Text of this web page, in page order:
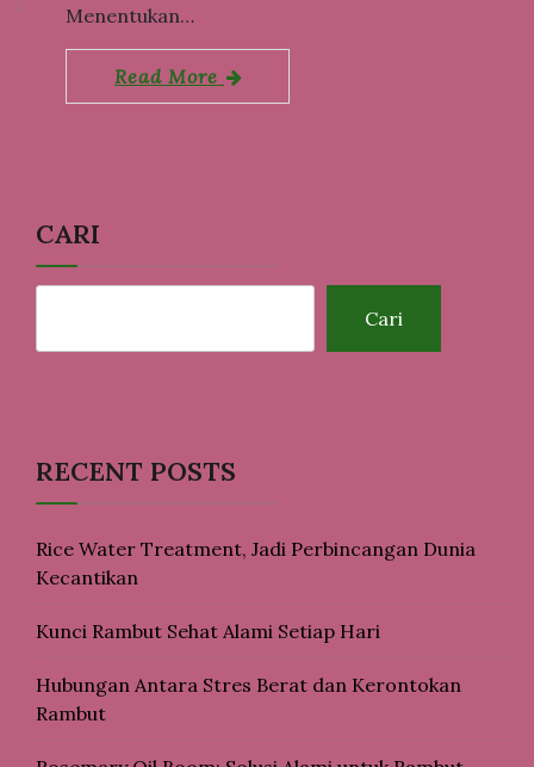
Menentukan…
Read More
CARI
Cari
RECENT POSTS
Rice Water Treatment, Jadi Perbincangan Dunia
Kecantikan
Kunci Rambut Sehat Alami Setiap Hari
Hubungan Antara Stres Berat dan Kerontokan
Rambut